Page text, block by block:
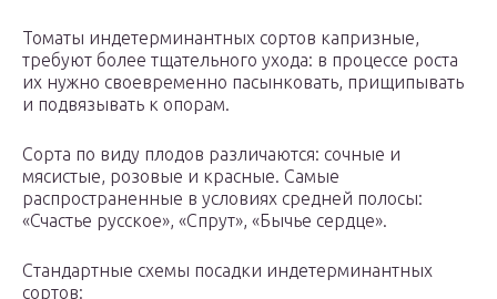
Томаты индетерминантных сортов капризные,
требуют более тщательного ухода: в процессе роста
их нужно своевременно пасынковать, прищипывать
и подвязывать к опорам.
Сорта по виду плодов различаются: сочные и
мясистые, розовые и красные. Самые
распространенные в условиях средней полосы:
«Счастье русское», «Спрут», «Бычье сердце».
Стандартные схемы посадки индетерминантных
сортов: